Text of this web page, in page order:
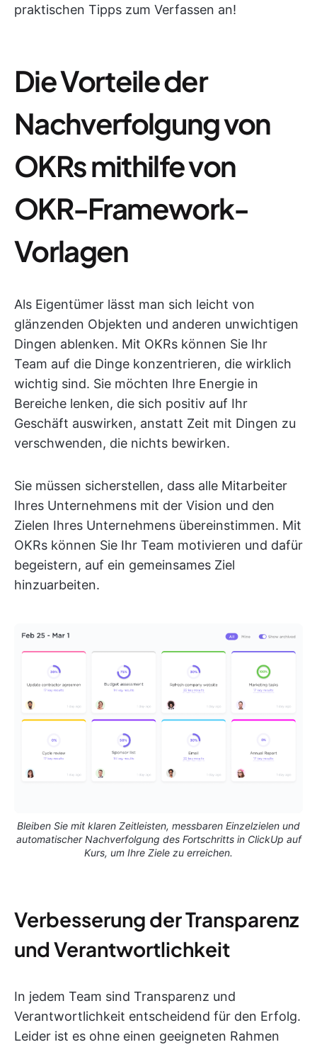
praktischen Tipps zum Verfassen an!
Die Vorteile der
Nachverfolgung von
OKRs mithilfe von
OKR-Framework-
Vorlagen
Als Eigentümer lässt man sich leicht von
glänzenden Objekten und anderen unwichtigen
Dingen ablenken. Mit OKRs können Sie Ihr
Team auf die Dinge konzentrieren, die wirklich
wichtig sind. Sie möchten Ihre Energie in
Bereiche lenken, die sich positiv auf Ihr
Geschäft auswirken, anstatt Zeit mit Dingen zu
verschwenden, die nichts bewirken.
Sie müssen sicherstellen, dass alle Mitarbeiter
Ihres Unternehmens mit der Vision und den
Zielen Ihres Unternehmens übereinstimmen. Mit
OKRs können Sie Ihr Team motivieren und dafür
begeistern, auf ein gemeinsames Ziel
hinzuarbeiten.
Bleiben Sie mit klaren Zeitleisten, messbaren Einzelzielen und
automatischer Nachverfolgung des Fortschritts in ClickUp auf
Kurs, um Ihre Ziele zu erreichen.
Verbesserung der Transparenz
und Verantwortlichkeit
In jedem Team sind Transparenz und
Verantwortlichkeit entscheidend für den Erfolg.
Leider ist es ohne einen geeigneten Rahmen